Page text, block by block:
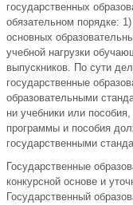
государственных
обязательном порядке:
основных
учебной нагрузки
выпускников. По сути
государственные
образовательными
ни учебники или
программы и пособия
государственными
Государственные
конкурсной основе и
Государственный